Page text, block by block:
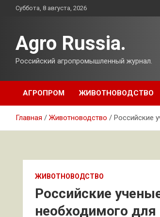
ПерейтиСуббота, 8 августа, 2026
Agro Russia.
Российский агропромышленный журнал.
АГРОПРОМ ЖИВОТНОВОДСТВО
Главная Животноводство Российские
ЖИВОТНОВОДСТВО
Российские
необходимого